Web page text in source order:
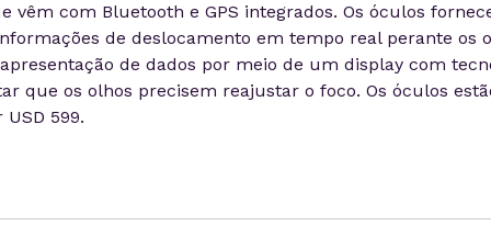
vêm com Bluetooth e GPS integrados. Os óculos
de deslocamento em tempo real perante os
de dados por meio de um display com
que os olhos precisem reajustar o foco. Os óculos
599.